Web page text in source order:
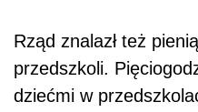
Rząd znalazł też
przedszkoli.
dziećmi w